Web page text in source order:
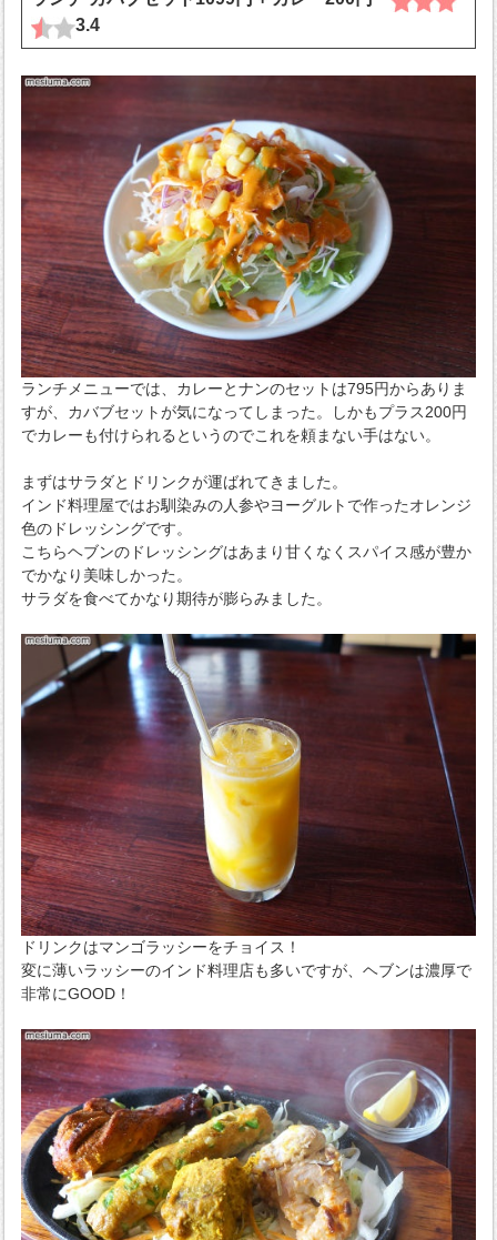
3.4
ランチメニューでは、カレーとナンのセットは795円からありま
すが、カバブセットが気になってしまった。しかもプラス200円
でカレーも付けられるというのでこれを頼まない手はない。
まずはサラダとドリンクが運ばれてきました。
インド料理屋ではお馴染みの人参やヨーグルトで作ったオレンジ
色のドレッシングです。
こちらヘブンのドレッシングはあまり甘くなくスパイス感が豊か
でかなり美味しかった。
サラダを食べてかなり期待が膨らみました。
ドリンクはマンゴラッシーをチョイス！
変に薄いラッシーのインド料理店も多いですが、ヘブンは濃厚で
非常にGOOD！